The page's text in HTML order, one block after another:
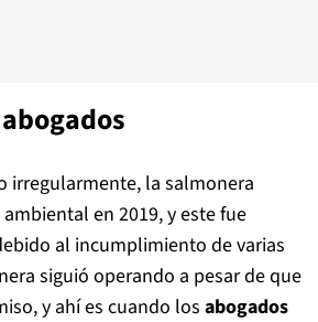
irregularmente, la salmonera
en 2019, y este fue
al incumplimiento de varias
siguió operando a pesar de que
y ahí es cuando losabogados